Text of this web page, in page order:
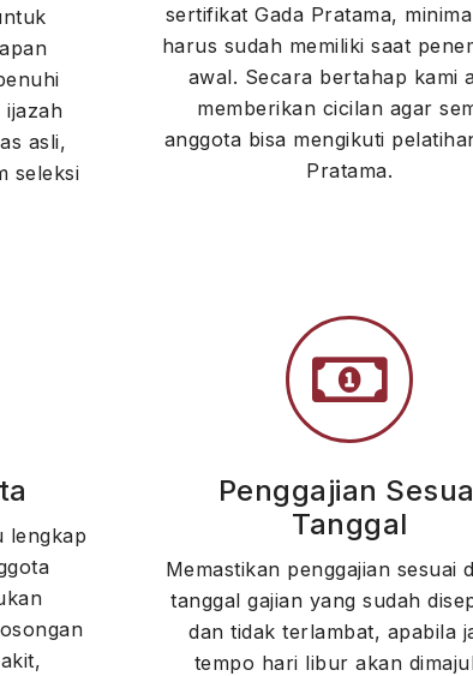
ijazah
asli,
seleksi
sertifikat Gada Pratama,
harus sudah memiliki saat
awal. Secara bertahap kami
memberikan cicilan agar
anggota bisa mengikuti
Pratama.
lengkap
Penggajian
Tanggal
Memastikan penggajian sesuai
tanggal gajian yang sudah
dan tidak terlambat, apabila
tempo hari libur akan